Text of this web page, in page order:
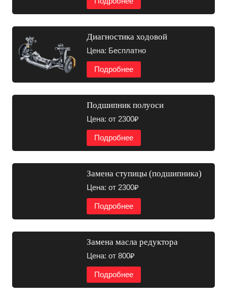
Диагностика ходовой
Цена: Бесплатно
Подробнее
Подшипник полуоси
Цена: от 2300₽
Подробнее
Замена ступицы (подшипника)
Цена: от 2300₽
Подробнее
Замена масла редуктора
Цена: от 800₽
Подробнее